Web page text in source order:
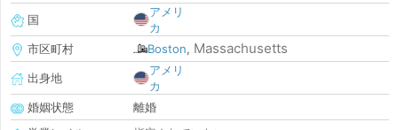
国
アメリ
カ
市区町村
Boston, Massachusetts
出身地
アメリ
カ
婚姻状態
離婚